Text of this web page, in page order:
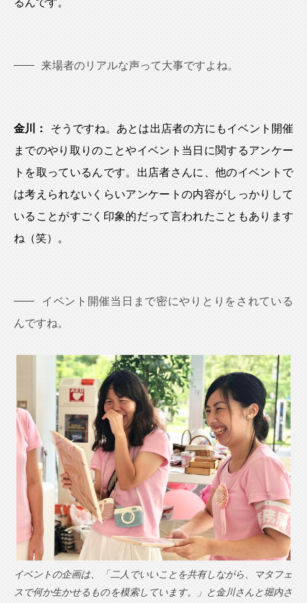
るんです。
来場者のリアルな声って大事ですよね。
金川：
そうですね。あとは出店者の方にもイベント開催
までのやり取りのことやイベント当日に関するアンケー
トを取っているんです。出店者さんに、他のイベントで
は考えられないくらいアンケートの内容がしっかりして
いることがすごく印象的だって言われたこともあります
ね（笑）。
イベント開催当日まで密にやりとりをされている
んですね。
イベントの企画は、「二人でいいことを共有しながら、マタフェ
スで何か生かせるものを模索しています。」と金川さんと堀内さ